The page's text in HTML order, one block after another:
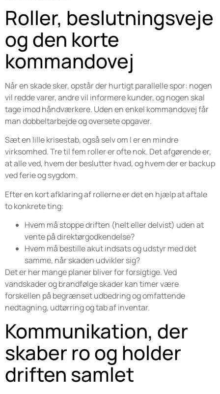
Roller, beslutningsveje
og den korte
kommandovej
Når en skade sker, opstår der hurtigt parallelle spor: nogen
vil redde varer, andre vil informere kunder, og nogen skal
tage imod håndværkere. Uden en enkel kommandovej får
man dobbeltarbejde og oversete opgaver.
Sæt en lille krisestab, også selv om I er en mindre
virksomhed. Tre til fem roller er ofte nok. Det afgørende er,
at alle ved, hvem der beslutter hvad, og hvem der er backup
ved ferie og sygdom.
Efter en kort afklaring af rollerne er det en hjælp at aftale
to konkrete ting:
Hvem må stoppe driften (helt eller delvist) uden at
vente på direktørgodkendelse?
Hvem må bestille akut indsats og udstyr med det
samme, når skaden udvikler sig?
Det er her mange planer bliver for forsigtige. Ved
vandskader og brandfølge skader kan timer være
forskellen på begrænset udbedring og omfattende
nedtagning, udtørring og tab af inventar.
Kommunikation, der
skaber ro og holder
driften samlet